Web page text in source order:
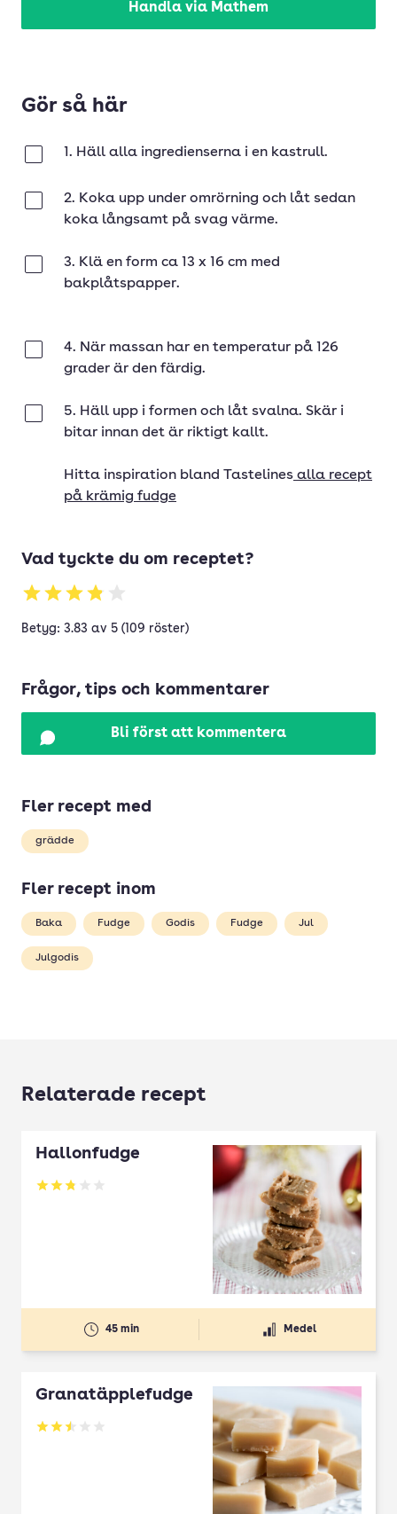
Handla via Mathem
Gör så här
1. Häll alla ingredienserna i en kastrull.
2. Koka upp under omrörning och låt sedan
koka långsamt på svag värme.
3. Klä en form ca 13 x 16 cm med
bakplåtspapper.
4. När massan har en temperatur på 126
grader är den färdig.
5. Häll upp i formen och låt svalna. Skär i
bitar innan det är riktigt kallt.
Hitta inspiration bland Tastelines alla recept
på krämig fudge
Vad tyckte du om receptet?
Betyg: 3.83 av 5 (109 röster)
Frågor, tips och kommentarer
Bli först att kommentera
Fler recept med
grädde
Fler recept inom
Baka Fudge Godis Fudge Jul
Julgodis
Relaterade recept
Hallonfudge
Betyg: 2.78 av 5
45 min Medel
Granatäpplefudge
Betyg: 2.47 av 5